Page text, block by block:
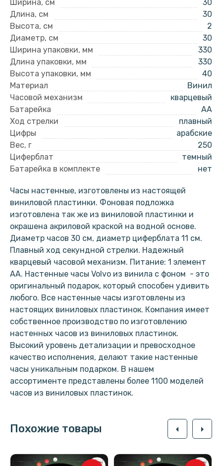
Ширина, см
30
Длина, см
30
Высота, см
2
Диаметр, см
30
Ширина упаковки, мм
330
Длина упаковки, мм
330
Высота упаковки, мм
40
Материал
Винил
Часовой механизм
кварцевый
Батарейка
AA
Ход стрелки
плавный
Цифры
арабские
Вес, г
250
Циферблат
темный
Батарейка в комплекте
нет
Часы настенные, изготовлены из настоящей
виниловой пластинки. Фоновая подложка
изготовлена так же из виниловой пластинки и
окрашена акриловой краской на водной основе.
Диаметр часов 30 см, диаметр циферблата 11 см.
Плавный ход секундной стрелки. Надежный
кварцевый часовой механизм. Питание: 1 элемент
АА. Настенные часы Volvo из винила с фоном - это
оригинальный подарок, который способен удивить
любого. Все настенные часы изготовлены из
настоящих виниловых пластинок. Компания имеет
собственное производство по изготовлению
настенных часов из виниловых пластинок.
Высокий уровень детализации и превосходное
качество исполнения, делают такие настенные
часы уникальным подарком. В нашем
ассортименте представлены более 1100 моделей
часов из виниловых пластинок.
Похожие товары arrow_left arrow_right